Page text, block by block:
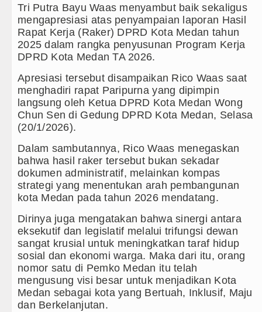
Q Sebagai Orientasi Seksual Hanya Ada di Alam
Brigjen TNI Ali Imran Sebut TNI Terus
Mantan PM Bangladesh Sheikh Hasina Hadapi
United Laga Persahabatan di Swedia 8
Milan Persahabatan di Optus Stadium Perth
ke Ferencvaros Persahabatan Minggu 9
Kunjungan Kapolda Sumut Hadiri Revitalisasi
Amankan Aset Pemprov di Binjai
39 Pejabat, Tekankan Integritas dan Inovasi
Q Sebagai Orientasi Seksual Hanya Ada di Alam
Brigjen TNI Ali Imran Sebut TNI Terus
Tri Putra Bayu Waas menyambut baik sekaligus
mengapresiasi atas penyampaian laporan Hasil
Rapat Kerja (Raker) DPRD Kota Medan tahun
2025 dalam rangka penyusunan Program Kerja
DPRD Kota Medan TA 2026.
Apresiasi tersebut disampaikan Rico Waas saat
menghadiri rapat Paripurna yang dipimpin
langsung oleh Ketua DPRD Kota Medan Wong
Chun Sen di Gedung DPRD Kota Medan, Selasa
(20/1/2026).
Dalam sambutannya, Rico Waas menegaskan
bahwa hasil raker tersebut bukan sekadar
dokumen administratif, melainkan kompas
strategi yang menentukan arah pembangunan
kota Medan pada tahun 2026 mendatang.
Dirinya juga mengatakan bahwa sinergi antara
eksekutif dan legislatif melalui trifungsi dewan
sangat krusial untuk meningkatkan taraf hidup
sosial dan ekonomi warga. Maka dari itu, orang
nomor satu di Pemko Medan itu telah
mengusung visi besar untuk menjadikan Kota
Medan sebagai kota yang Bertuah, Inklusif, Maju
dan Berkelanjutan.